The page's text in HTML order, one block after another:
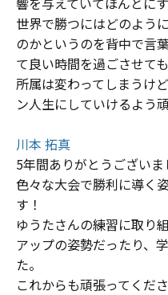
世界で勝つにはどのよう
のかというのを背中で言
て良い時間を過ごさせて
所属は変わってしまうけ
ン人生にしていけるよう
川本 拓真
5年間ありがとうございま
色々な大会で勝利に導く
す！
ゆうたさんの練習に取り
アップの姿勢だったり、
た。
これからも頑張ってくださ